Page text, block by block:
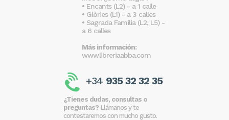
• Encants (L2) - a 1 calle
• Glòries (L1) - a 3 calles
• Sagrada Familia (L2, L5) -
a 6 calles
Más información:
www.libreriaabba.com
+34 935 32 32 35
¿Tienes dudas, consultas o
preguntas? Llámanos y te
contestaremos con mucho gusto.